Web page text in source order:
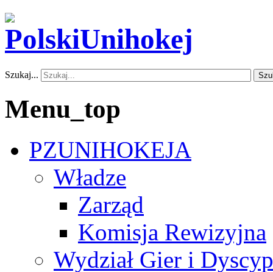
Szukaj...
Menu_top
PZUNIHOKEJA
Władze
Zarząd
Komisja Rewizyjna
Wydział Gier i